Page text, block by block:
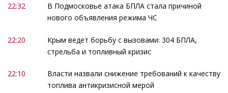
22:32
В Подмосковье атака БПЛА стала причиной
нового объявления режима ЧС
22:20
Крым ведет борьбу с вызовами: 304 БПЛА,
стрельба и топливный кризис
22:10
Власти назвали снижение требований к качеству
топлива антикризисной мерой